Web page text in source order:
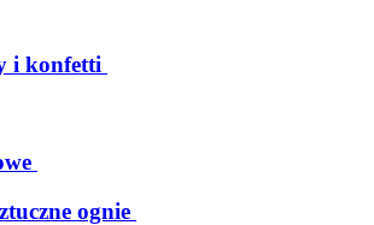
i konfetti
ognie